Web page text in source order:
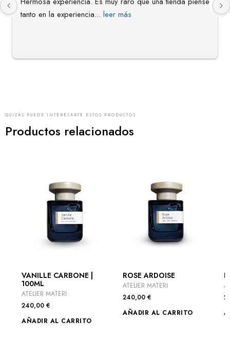
tanto en la experiencia... leer más
QUIZÁS PUEDE INTERESARTE ESTOS PRODUCTOS
Productos relacionados
VANILLE CARBONE |
100ML
ATELIER MATERI
240,00 €
AÑADIR AL CARRITO
ROSE ARDOISE
ATELIER MATERI
240,00 €
AÑADIR AL CARRITO